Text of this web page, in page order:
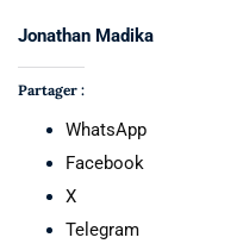
Jonathan Madika
Partager :
WhatsApp
Facebook
X
Telegram